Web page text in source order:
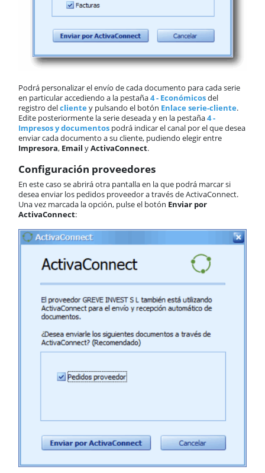
Podrá personalizar el envío de cada documento para cada serie
en particular accediendo a la pestaña4 - Económicosdel
registro delclientey pulsando el botón Enlace serie-cliente.
Edite posteriormente la serie deseada y en la pestaña4 -
Impresos y documentos podrá indicar el canal por el que desea
enviar cada documento a su cliente, pudiendo elegir entre
Impresora, Email yActivaConnect.
Configuración proveedores
En este caso se abrirá otra pantalla en la que podrá marcar si
desea enviar los pedidos proveedor a través de ActivaConnect.
Una vez marcada la opción, pulse el botón Enviar por
ActivaConnect: